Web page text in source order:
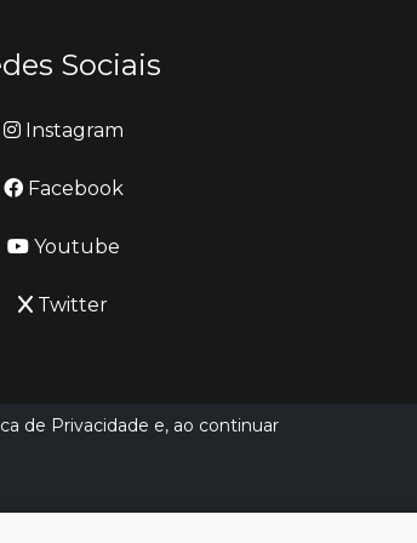
Sociais
Instagram
Facebook
Youtube
Twitter
de Privacidade e, ao continuar